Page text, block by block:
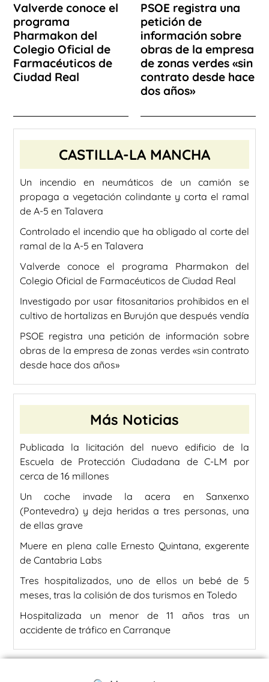
Valverde conoce el
programa
Pharmakon del
Colegio Oficial de
Farmacéuticos de
Ciudad Real
PSOE registra una
petición de
información sobre
obras de la empresa
de zonas verdes «sin
contrato desde hace
dos años»
CASTILLA-LA MANCHA
Un incendio en neumáticos de un camión se
propaga a vegetación colindante y corta el ramal
de A-5 en Talavera
Controlado el incendio que ha obligado al corte del
ramal de la A-5 en Talavera
Valverde conoce el programa Pharmakon del
Colegio Oficial de Farmacéuticos de Ciudad Real
Investigado por usar fitosanitarios prohibidos en el
cultivo de hortalizas en Burujón que después vendía
PSOE registra una petición de información sobre
obras de la empresa de zonas verdes «sin contrato
desde hace dos años»
Más Noticias
Publicada la licitación del nuevo edificio de la
Escuela de Protección Ciudadana de C-LM por
cerca de 16 millones
Un coche invade la acera en Sanxenxo
(Pontevedra) y deja heridas a tres personas, una
de ellas grave
Muere en plena calle Ernesto Quintana, exgerente
de Cantabria Labs
Tres hospitalizados, uno de ellos un bebé de 5
meses, tras la colisión de dos turismos en Toledo
Hospitalizada un menor de 11 años tras un
accidente de tráfico en Carranque